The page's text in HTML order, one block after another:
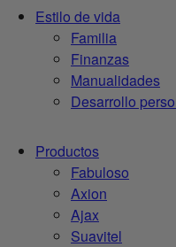
Estilo de vida
Familia
Finanzas
Manualidades
Desarrollo
Productos
Fabuloso
Axion
Ajax
Suavitel